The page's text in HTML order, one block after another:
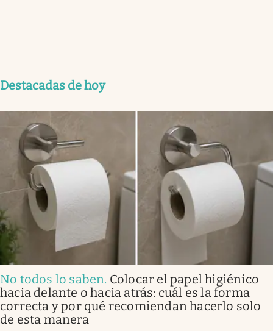
Destacadas de hoy
No todos lo saben. Colocar el papel higiénico
hacia delante o hacia atrás: cuál es la forma
correcta y por qué recomiendan hacerlo solo
de esta manera